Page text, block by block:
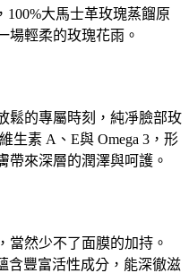
大馬士革玫瑰蒸餾原
場輕柔的玫瑰花雨。
鬆的專屬時刻，純凈臉部玫
生素 A、E與 Omega 3，形
帶來深層的潤澤與呵護。
當然少不了面膜的加持。
含豐富活性成分，能深徹滋